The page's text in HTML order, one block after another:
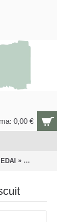
0,00 €
» Priedai